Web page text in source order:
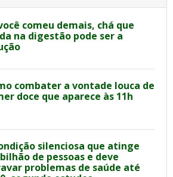
comeu demais, chá que
na digestão pode ser a
combater a vontade louca de
doce que aparece às 11h
silenciosa que atinge
de pessoas e deve
problemas de saúde até